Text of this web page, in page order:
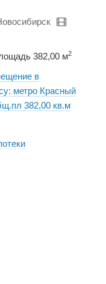
382,00 м2
в
метро Красный
382,00 кв.м